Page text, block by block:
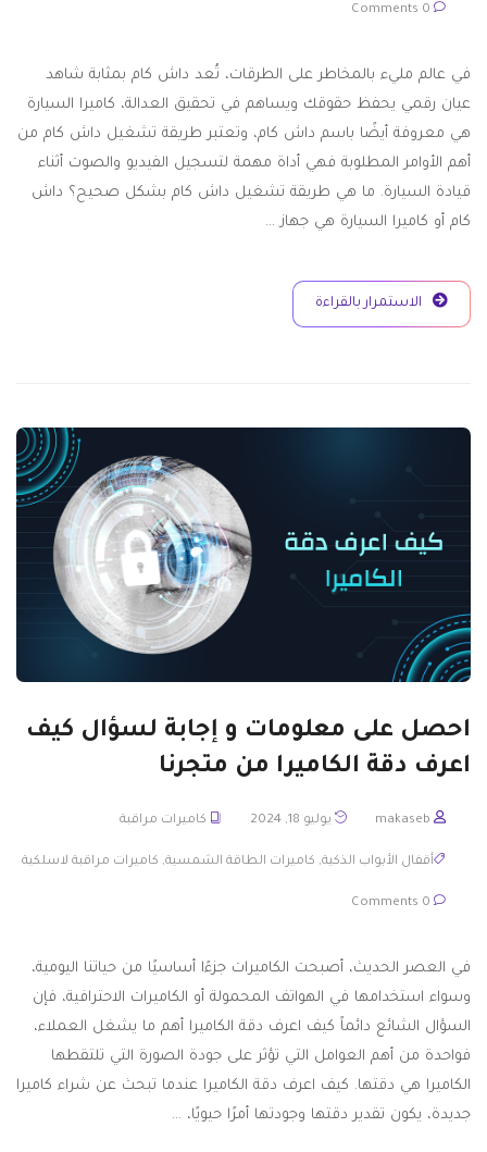
في عالم مليء بالمخاطر على الطرقات، تُعد داش كام بمثابة شاهد
عيان رقمي يحفظ حقوقك ويساهم في تحقيق العدالة، كاميرا السيارة
هي معروفة أيضًا باسم داش كام، وتعتبر طريقة تشغيل داش كام من
أهم الأوامر المطلوبة فهي أداة مهمة لتسجيل الفيديو والصوت أثناء
قيادة السيارة. ما هي طريقة تشغيل داش كام بشكل صحيح؟ داش
كام أو كاميرا السيارة هي جهاز …
الاستمرار بالقراءة
احصل على معلومات و إجابة لسؤال كيف
اعرف دقة الكاميرا من متجرنا
makaseb يوليو 18, 2024 كاميرات مراقبة
أقفال الأبواب الذكية, كاميرات الطاقة الشمسية, كاميرات مراقبة لاسلكية
في العصر الحديث، أصبحت الكاميرات جزءًا أساسيًا من حياتنا اليومية،
وسواء استخدامها في الهواتف المحمولة أو الكاميرات الاحترافية، فإن
السؤال الشائع دائماً كيف اعرف دقة الكاميرا أهم ما يشغل العملاء،
فواحدة من أهم العوامل التي تؤثر على جودة الصورة التي تلتقطها
الكاميرا هي دقتها. كيف اعرف دقة الكاميرا عندما تبحث عن شراء كاميرا
جديدة، يكون تقدير دقتها وجودتها أمرًا حيويًا، …